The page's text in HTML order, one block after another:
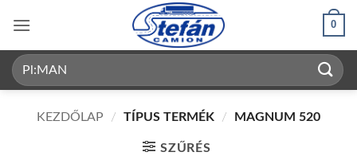
content
0
Keresés
a
KEZDŐLAP / TÍPUS TERMÉK / MAGNUM 520
SZŰRÉS